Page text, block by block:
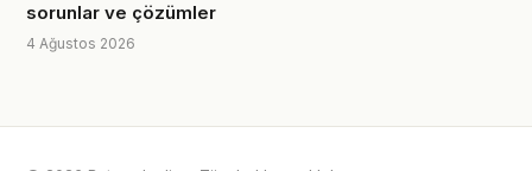
sorunlar ve çözümler
4 Ağustos 2026